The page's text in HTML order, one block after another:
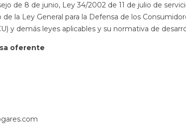
de 8 de junio, Ley 34/2002 de 11 de julio de
la Ley General para la Defensa de los
y demás leyes aplicables y su normativa de
oferente